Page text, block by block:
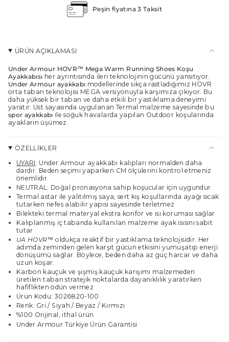
"maximum_of"=>"Maksimum
quantity
}}",
"minimum_of"=>"Minimum
{{
quantity
}}",
"multiples_of"=>"
}}
Peşin fiyatına 3 Taksit
ÜRÜN AÇIKLAMASI
Under Armour HOVR™ Mega Warm Running Shoes Koşu
Ayakkabısı her ayrıntısında ileri teknolojinin gücünü yansıtıyor.
Under Armour ayakkabı modellerinde sıkça rastladığımız HOVR
orta taban teknolojisi MEGA versiyonuyla karşımıza çıkıyor. Bu
daha yüksek bir taban ve daha etkili bir yastıklama deneyimi
yaratır. Üst sayasında uygulanan Termal malzeme sayesinde bu
spor ayakkabı ile soğuk havalarda yapılan Outdoor koşularında
ayakların üşümez.
ÖZELLİKLER
UYARI : Under Armour ayakkabı kalıpları normalden daha
dardır. Beden seçimi yaparken CM ölçülerini kontrol etmeniz
önemlidir.
NEUTRAL: Doğal pronasyona sahip koşucular için uygundur
Termal astar ile yalıtılmış saya, sert kış koşullarında ayağı sıcak
tutarken nefes alabilir yapısı sayesinde terletmez
Bilekteki termal materyal ekstra konfor ve ısı koruması sağlar
Kalıplanmış iç tabanda kullanılan malzeme ayak ısısını sabit
tutar
UA HOVR™ oldukça reaktif bir yastıklama teknolojisidir. Her
adımda zeminden gelen karşıt gücün etkisini yumuşatıp enerji
dönüşümü sağlar. Böylece, beden daha az güç harcar ve daha
uzun koşar.
Karbon kauçuk ve şişmiş kauçuk karışımı malzemeden
üretilen taban stratejik noktalarda dayanıklılık yaratırken
hafiflikten ödün vermez
Ürün Kodu: 3026820-100
Renk: Gri / Siyah / Beyaz / Kırmızı
%100 Orijinal, ithal ürün
Under Armour Türkiye Ürün Garantisi